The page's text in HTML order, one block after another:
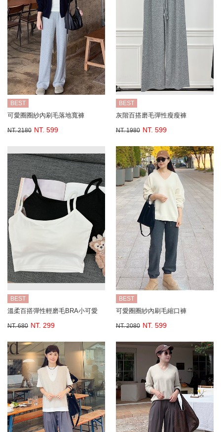
BEST
可愛圈圈紗內刷毛落地寬褲
NT. 2180 NT. 599
BEST
灰階百搭磨毛彈性瘦瘦褲
NT. 1980 NT. 599
BEST
溫柔百搭彈性輕磨毛BRA小可愛
NT. 680 NT. 299
BEST
可愛圈圈紗內刷毛縮口褲
NT. 2080 NT. 599